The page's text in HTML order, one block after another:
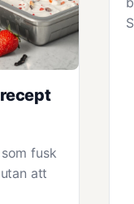
fusk
att